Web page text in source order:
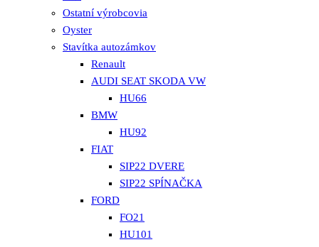
Ostatní výrobcovia
Oyster
Stavítka autozámkov
Renault
AUDI SEAT SKODA VW
HU66
BMW
HU92
FIAT
SIP22 DVERE
SIP22 SPÍNAČKA
FORD
FO21
HU101